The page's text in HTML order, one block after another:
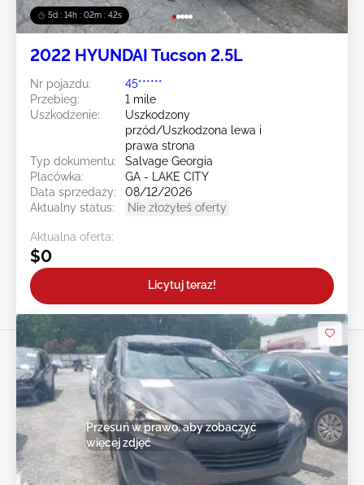
5d : 14h : 02m : 39s
2022 HYUNDAI Tucson 2.5L
Nr pojazdu:
45******
Przebieg:
1 mile
Uszkodzenie:
Uszkodzony
przód/Uszkodzona lewa i
prawa strona
Typ dokumentu:
Salvage Georgia
Placówka:
GA - LAKE CITY
Data sprzedaży:
08/12/2026
Aktualny status:
Nie złożyłeś oferty
Aktualna oferta:
$0
Licytuj teraz!
Przesuń w prawo, aby zobaczyć
więcej zdjęć